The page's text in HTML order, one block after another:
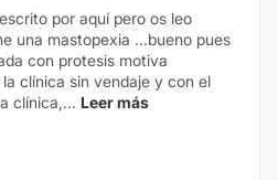
por aquí pero os leo
una mastopexia ...bueno pues
con protesis motiva
clínica sin vendaje y con el
clínica,... Leer más